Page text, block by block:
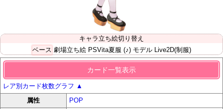
キャラ立ち絵切り替え
ベース 劇場立ち絵 PSVita夏服 (♪) モデル Live2D(制服)
カード一覧表示
レア別カード枚数グラフ ▲
属性
POP